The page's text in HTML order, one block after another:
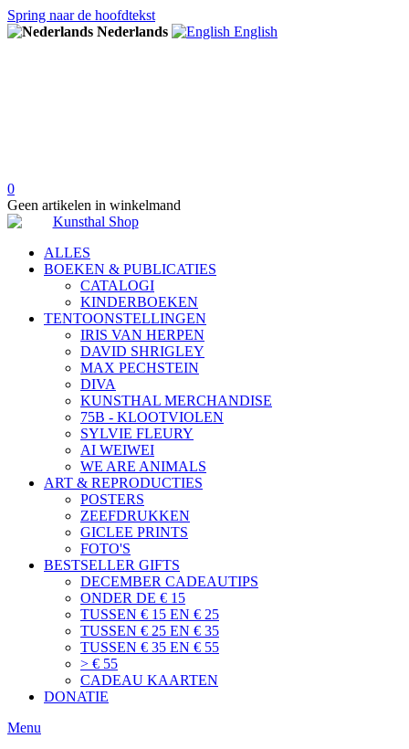
Spring naar de hoofdtekst
Nederlands
English
0
Geen artikelen in winkelmand
ALLES
BOEKEN & PUBLICATIES
CATALOGI
KINDERBOEKEN
TENTOONSTELLINGEN
IRIS VAN HERPEN
DAVID SHRIGLEY
MAX PECHSTEIN
DIVA
KUNSTHAL MERCHANDISE
75B - KLOOTVIOLEN
SYLVIE FLEURY
AI WEIWEI
WE ARE ANIMALS
ART & REPRODUCTIES
POSTERS
ZEEFDRUKKEN
GICLEE PRINTS
FOTO'S
BESTSELLER GIFTS
DECEMBER CADEAUTIPS
ONDER DE € 15
TUSSEN € 15 EN € 25
TUSSEN € 25 EN € 35
TUSSEN € 35 EN € 55
> € 55
CADEAU KAARTEN
DONATIE
Menu